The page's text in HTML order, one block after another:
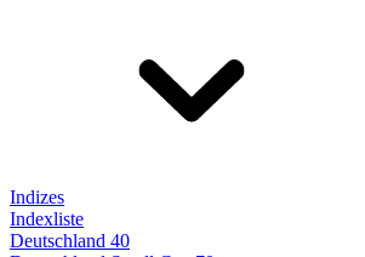
Indizes
Indexliste
Deutschland 40